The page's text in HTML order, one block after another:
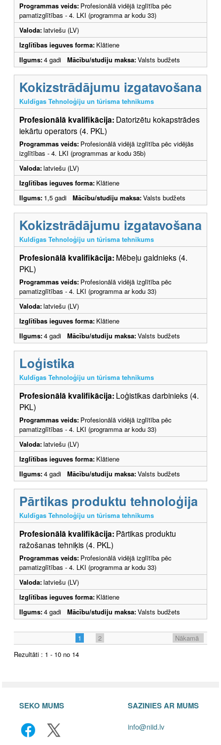
Programmas veids: Profesionālā vidējā izglītība pēc
pamatizglītības - 4. LKI (programma ar kodu 33)
Valoda:latviešu (LV)
Izglītības ieguves forma: Klātiene
Ilgums:4 gadi Mācību/studiju maksa:Valsts budžets
Kokizstrādājumu izgatavošana
Kuldīgas Tehnoloģiju un tūrisma tehnikums
Profesionālā kvalifikācija: Datorizētu kokapstrādes
iekārtu operators (4. PKL)
Programmas veids: Profesionālā vidējā izglītība pēc vidējās
izglītības - 4. LKI (programmas ar kodu 35b)
Valoda:latviešu (LV)
Izglītības ieguves forma: Klātiene
Ilgums: 1,5 gadi Mācību/studiju maksa:Valsts budžets
Kokizstrādājumu izgatavošana
Kuldīgas Tehnoloģiju un tūrisma tehnikums
Profesionālā kvalifikācija: Mēbeļu galdnieks (4.
PKL)
Programmas veids: Profesionālā vidējā izglītība pēc
pamatizglītības - 4. LKI (programma ar kodu 33)
Valoda:latviešu (LV)
Izglītības ieguves forma: Klātiene
Ilgums:4 gadi Mācību/studiju maksa:Valsts budžets
Loģistika
Kuldīgas Tehnoloģiju un tūrisma tehnikums
Profesionālā kvalifikācija: Loģistikas darbinieks (4.
PKL)
Programmas veids: Profesionālā vidējā izglītība pēc
pamatizglītības - 4. LKI (programma ar kodu 33)
Valoda:latviešu (LV)
Izglītības ieguves forma: Klātiene
Ilgums:4 gadi Mācību/studiju maksa:Valsts budžets
Pārtikas produktu tehnoloģija
Kuldīgas Tehnoloģiju un tūrisma tehnikums
Profesionālā kvalifikācija: Pārtikas produktu
ražošanas tehniķis (4. PKL)
Programmas veids: Profesionālā vidējā izglītība pēc
pamatizglītības - 4. LKI (programma ar kodu 33)
Valoda:latviešu (LV)
Izglītības ieguves forma: Klātiene
Ilgums:4 gadi Mācību/studiju maksa:Valsts budžets
1 2
Nākamā
Rezultāti : 1 - 10 no 14
SEKO MUMS SAZINIES AR MUMS
info@niid.lv